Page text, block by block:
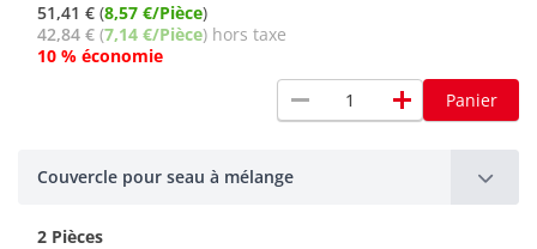
51,41 € (8,57 €/Pièce)
42,84 € (7,14 €/Pièce) hors taxe
10 % économie
remove add Panier
Couvercle pour seau à mélange
2 Pièces